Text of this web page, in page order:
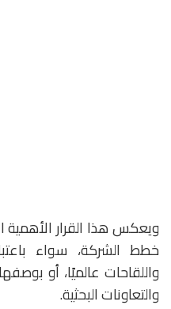
ويعكس هذا القرار الأهمية
خطط الشركة، سواء
واللقاحات عالميًا، أو
والتعاونات البحثية.